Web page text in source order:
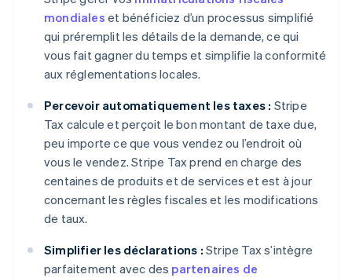
mondiales et bénéficiez d’un processus simplifié
qui préremplit les détails de la demande, ce qui
vous fait gagner du temps et simplifie la conformité
aux réglementations locales.
Percevoir automatiquement les taxes : Stripe
Tax calcule et perçoit le bon montant de taxe due,
peu importe ce que vous vendez ou l’endroit où
vous le vendez. Stripe Tax prend en charge des
centaines de produits et de services et est à jour
concernant les règles fiscales et les modifications
de taux.
Simplifier les déclarations : Stripe Tax s’intègre
parfaitement avec des partenaires de